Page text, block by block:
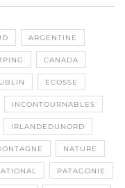
ARGENTINE
CANADA
ECOSSE
INCONTOURNABLES
IRLANDEDUNORD
NATURE
PATAGONIE